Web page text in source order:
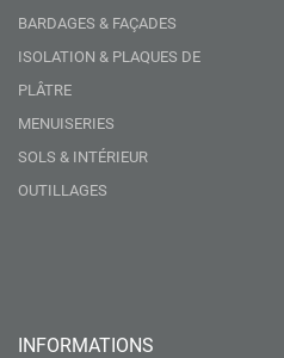
BARDAGES & FAÇADES
ISOLATION & PLAQUES DE
PLÂTRE
MENUISERIES
SOLS & INTÉRIEUR
OUTILLAGES
INFORMATIONS